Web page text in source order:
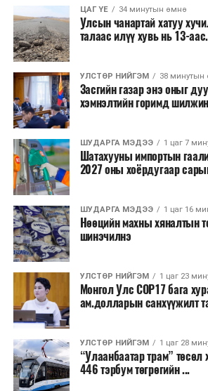
БАГАНУУР ОРЧМООР:
Бороо орохгүй. Салхи
секундэд 4-9 метр.
байна.
ТЭРЭЛЖ ОРЧМООР:
Бороо орохгүй. Салхи
секундэд 4-9 метр.
байна.
2026 оны наймдугаар сарын 07-
2026 оны наймдугаар сарын 11-
цаг агаарын урьдчилсан төлөв
Наймдугаар сарын 7-нд
аймгуудын нутгийн хойд
аймгуудын нутгийн хойд
аймгуудын нутгийн зарим
аймгуудын нутгийн зүүн,
нутгийн хойд, зүүн
хэсэг, төвийн аймгуудын
төв, зүүн, говийн
ЦАГ ҮЕ 34 минутын өмнө
Улсын чанартай хатуу
талаас илүү хувь нь 13-
УЛСТӨР НИЙГЭМ 38 минутын
Засгийн газар энэ оныг
хэмнэлтийн горимд
ШУДАРГА МЭДЭЭ 1 цаг 7
Шатахууны импортын
2027 оны хоёрдугаар
ШУДАРГА МЭДЭЭ 1 цаг 16
Нөөцийн махны хяналтын
шинэчилнэ
УЛСТӨР НИЙГЭМ 1 цаг 23
Монгол Улс COP17 бага
ам.долларын санхүүжилт
УЛСТӨР НИЙГЭМ 1 цаг 28
“Улаанбаатар трам”
446 тэрбум төгрөгийн ...